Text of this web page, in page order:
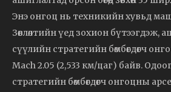
Энэ онгоц нь техникийн хувьд
Зөвлөлтийн үед зохион бүтээгдэж,
сүүлийн стратегийн бөмбөгдөгч
Mach 2.05 (2,533 км/цаг) байв.
стратегийн бөмбөгдөгч онгоцны